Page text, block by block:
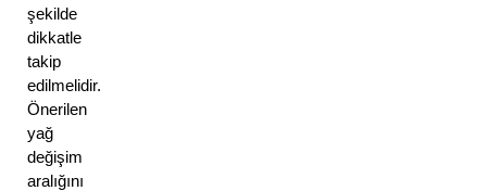
şekilde
dikkatle
takip
edilmelidir.
Önerilen
yağ
değişim
aralığını